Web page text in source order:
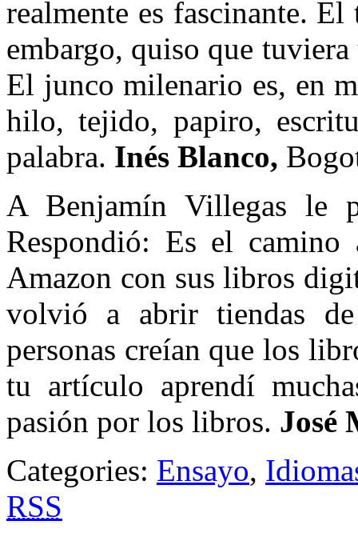
realmente es fascinante.
embargo, quiso que
El junco milenario es, en
hilo, tejido, papiro,
palabra. Inés Blanco,
A Benjamín Villegas le
Respondió: Es el
Amazon con sus libros
volvió a abrir tiendas
personas creían que los
tu artículo aprendí
pasión por los libros. José
Categories: Ensayo,
RSS